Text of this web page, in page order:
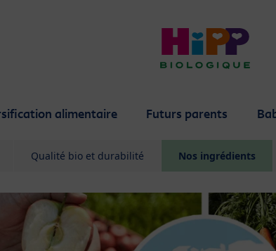
alimentaire Futurs parents
Qualité bio et durabilité Nos ingrédients